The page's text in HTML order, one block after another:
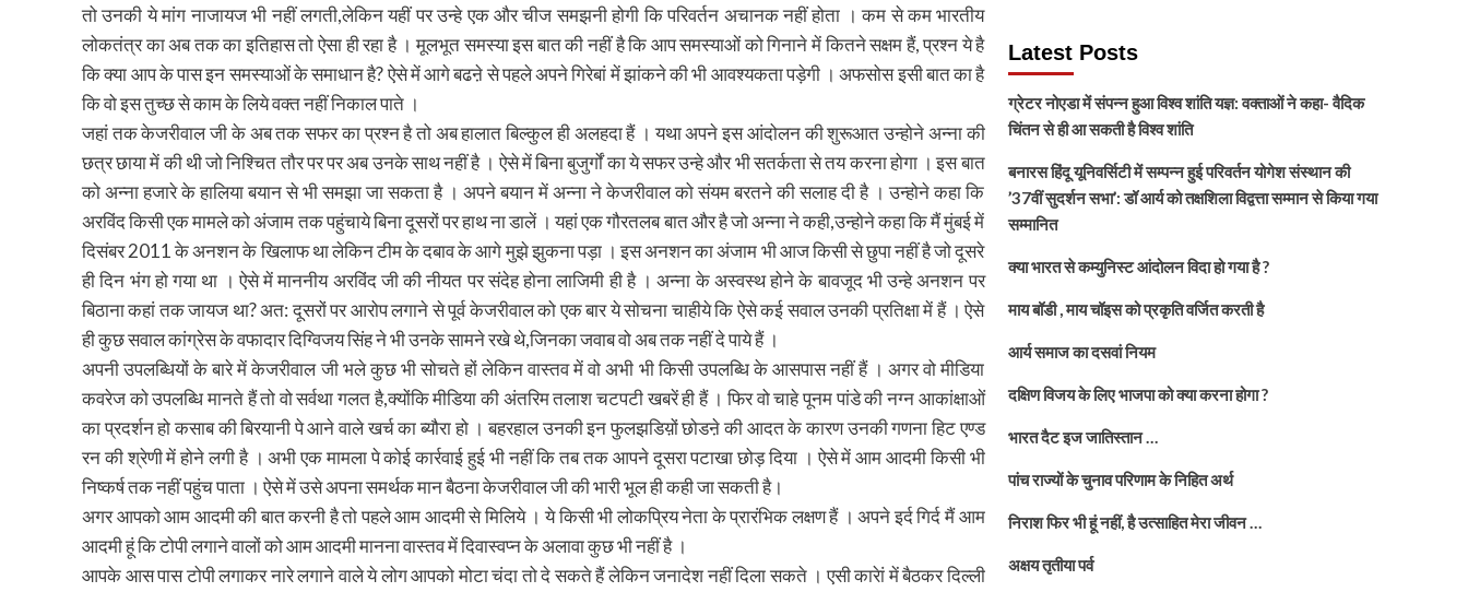
तो उनकी ये मांग नाजायज भी नहीं लगती,लेकिन यहीं पर उन्हे एक और चीज समझनी होगी कि परिवर्तन अचानक नहीं होता । कम से कम भारतीय
लोकतंत्र का अब तक का इतिहास तो ऐसा ही रहा है । मूलभूत समस्या इस बात की नहीं है कि आप समस्याओं को गिनाने में कितने सक्षम हैं, प्रश्न ये है
कि क्या आप के पास इन समस्याओं के समाधान है? ऐसे में आगे बढऩे से पहले अपने गिरेबां में झांकने की भी आवश्यकता पड़ेगी । अफसोस इसी बात का है
कि वो इस तुच्छ से काम के लिये वक्त नहीं निकाल पाते ।
जहां तक केजरीवाल जी के अब तक सफर का प्रश्न है तो अब हालात बिल्कुल ही अलहदा हैं । यथा अपने इस आंदोलन की शुरूआत उन्होने अन्ना की
छत्र छाया में की थी जो निश्चित तौर पर पर अब उनके साथ नहीं है । ऐसे में बिना बुजुर्गों का ये सफर उन्हे और भी सतर्कता से तय करना होगा । इस बात
को अन्ना हजारे के हालिया बयान से भी समझा जा सकता है । अपने बयान में अन्ना ने केजरीवाल को संयम बरतने की सलाह दी है । उन्होने कहा कि
अरविंद किसी एक मामले को अंजाम तक पहुंचाये बिना दूसरों पर हाथ ना डालें । यहां एक गौरतलब बात और है जो अन्ना ने कही,उन्होने कहा कि मैं मुंबई में
दिसंबर 2011 के अनशन के खिलाफ था लेकिन टीम के दबाव के आगे मुझे झुकना पड़ा । इस अनशन का अंजाम भी आज किसी से छुपा नहीं है जो दूसरे
ही दिन भंग हो गया था । ऐसे में माननीय अरविंद जी की नीयत पर संदेह होना लाजिमी ही है । अन्ना के अस्वस्थ होने के बावजूद भी उन्हे अनशन पर
बिठाना कहां तक जायज था? अत: दूसरों पर आरोप लगाने से पूर्व केजरीवाल को एक बार ये सोचना चाहीये कि ऐसे कई सवाल उनकी प्रतिक्षा में हैं । ऐसे
ही कुछ सवाल कांग्रेस के वफादार दिग्विजय सिंह ने भी उनके सामने रखे थे,जिनका जवाब वो अब तक नहीं दे पाये हैं ।
अपनी उपलब्धियों के बारे में केजरीवाल जी भले कुछ भी सोचते हों लेकिन वास्तव में वो अभी भी किसी उपलब्धि के आसपास नहीं हैं । अगर वो मीडिया
कवरेज को उपलब्धि मानते हैं तो वो सर्वथा गलत है,क्योंकि मीडिया की अंतरिम तलाश चटपटी खबरें ही हैं । फिर वो चाहे पूनम पांडे की नग्न आकांक्षाओं
का प्रदर्शन हो कसाब की बिरयानी पे आने वाले खर्च का ब्यौरा हो । बहरहाल उनकी इन फुलझडिय़ों छोडऩे की आदत के कारण उनकी गणना हिट एण्ड
रन की श्रेणी में होने लगी है । अभी एक मामला पे कोई कार्रवाई हुई भी नहीं कि तब तक आपने दूसरा पटाखा छोड़ दिया । ऐसे में आम आदमी किसी भी
निष्कर्ष तक नहीं पहुंच पाता । ऐसे में उसे अपना समर्थक मान बैठना केजरीवाल जी की भारी भूल ही कही जा सकती है।
अगर आपको आम आदमी की बात करनी है तो पहले आम आदमी से मिलिये । ये किसी भी लोकप्रिय नेता के प्रारंभिक लक्षण हैं । अपने इर्द गिर्द मैं आम
आदमी हूं कि टोपी लगाने वालों को आम आदमी मानना वास्तव में दिवास्वप्न के अलावा कुछ भी नहीं है ।
आपके आस पास टोपी लगाकर नारे लगाने वाले ये लोग आपको मोटा चंदा तो दे सकते हैं लेकिन जनादेश नहीं दिला सकते । एसी कारेां में बैठकर दिल्ली
Latest Posts
ग्रेटर नोएडा में संपन्न हुआ विश्व शांति यज्ञ: वक्ताओं ने कहा- वैदिक
चिंतन से ही आ सकती है विश्व शांति
बनारस हिंदू यूनिवर्सिटी में सम्पन्न हुई परिवर्तन योगेश संस्थान की
’37वीं सुदर्शन सभा’: डॉ आर्य को तक्षशिला विद्वत्ता सम्मान से किया गया
सम्मानित
क्या भारत से कम्युनिस्ट आंदोलन विदा हो गया है ?
माय बॉडी , माय चॉइस को प्रकृति वर्जित करती है
आर्य समाज का दसवां नियम
दक्षिण विजय के लिए भाजपा को क्या करना होगा ?
भारत दैट इज जातिस्तान …
पांच राज्यों के चुनाव परिणाम के निहित अर्थ
निराश फिर भी हूं नहीं, है उत्साहित मेरा जीवन …
अक्षय तृतीया पर्व